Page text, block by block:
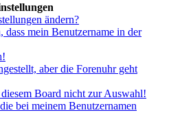
ändern?
mein Benutzername in der
aber die Forenuhr geht
Board nicht zur Auswahl!
bei meinem Benutzernamen